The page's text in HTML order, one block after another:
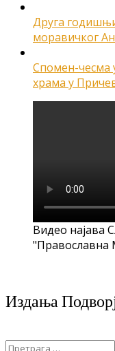
Друга
моравичког
Спомен-чесма
храма у
Видео најава
"Православна
Издања
Претрага